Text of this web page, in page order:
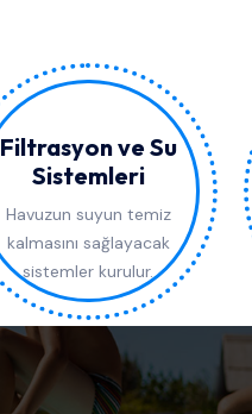
Filtrasyon ve Su
Sistemleri
Havuzun suyun temiz
kalmasını sağlayacak
sistemler kurulur.